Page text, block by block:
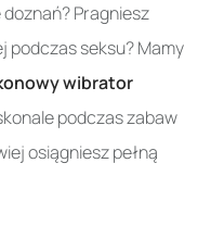
Pragniesz
podczas seksu? Mamy
wibrator
podczas zabaw
osiągniesz pełną